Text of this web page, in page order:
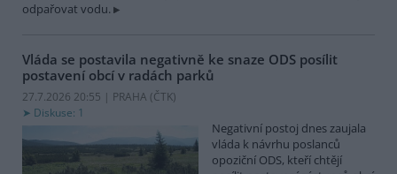
odpařovat vodu.
Vláda se postavila negativně ke snaze ODS posílit
postavení obcí v radách parků
27.7.2026 20:55 | PRAHA (ČTK)
Diskuse: 1
Negativní postoj dnes zaujala
vláda k návrhu poslanců
opoziční ODS, kteří chtějí